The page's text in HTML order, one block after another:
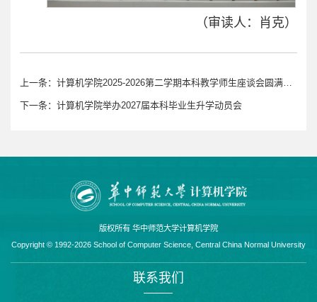
（审读人：肖克）
上一条： 计算机学院2025-2026第二学期本科教学师生座谈会圆满举办
下一条： 计算机学院举办2027届本科毕业生升学动员会
版权所有 华中师范大学计算机学院
Copyright © 1992-2026 School of Computer Science, Central China Normal University
联系我们